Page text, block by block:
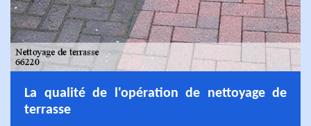
La qualité de l'opération de nettoyage de
terrasse